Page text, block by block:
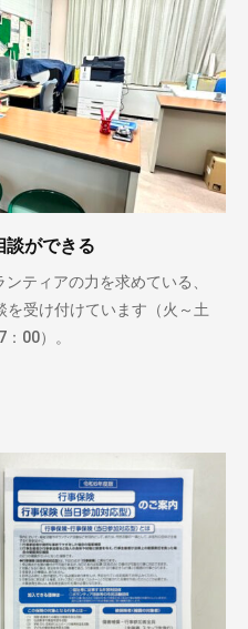
談ができる
ティアの力を求めている、
を受け付けています（火～土
00）。